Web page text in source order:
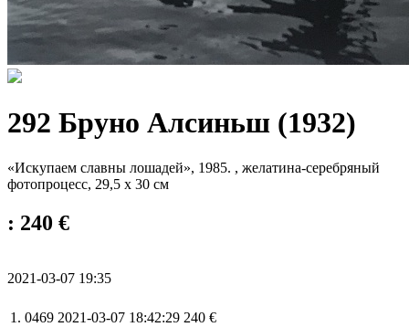
292 Бруно Алсиньш (1932)
«Искупаем славны лошадей», 1985. , желатина-серебряный
фотопроцесс, 29,5 x 30 см
: 240 €
2021-03-07 19:35
1. 0469 2021-03-07 18:42:29 240 €